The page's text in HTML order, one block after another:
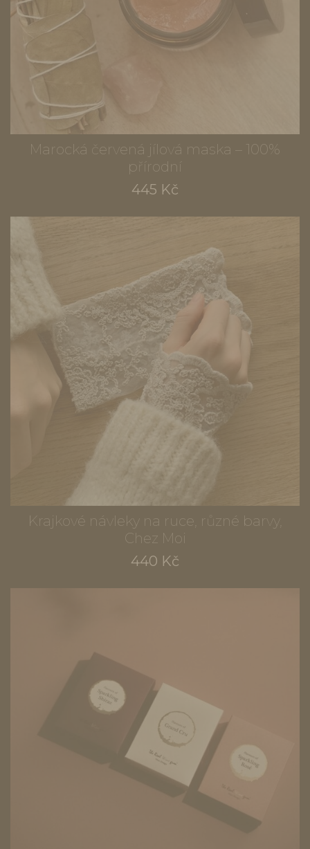
Marocká červená jílová maska – 100%
přírodní
445 Kč
Krajkové návleky na ruce, různé barvy,
Chez Moi
440 Kč